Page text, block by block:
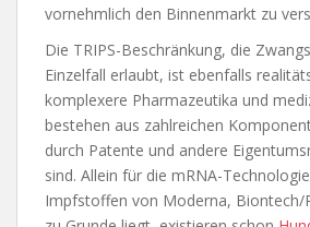
vornehmlich den Binnenmarkt zu
Die TRIPS-Beschränkung, die
Einzelfall erlaubt, ist ebenfalls
komplexere Pharmazeutika und
bestehen aus zahlreichen
durch Patente und andere
sind. Allein für die mRNA-
Impfstoffen von Moderna, Biontech/